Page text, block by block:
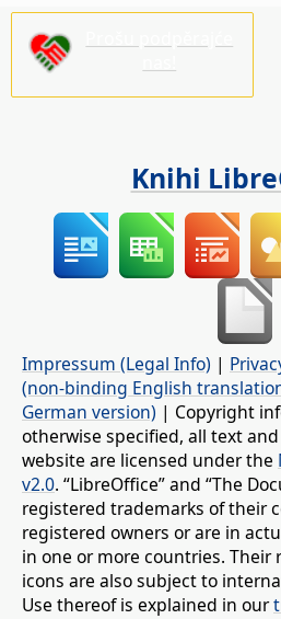
Knihi
Impressum (Legal Info) |
(non-binding English
German version) | Copyright
otherwise specified, all text
website are licensed under the
v2.0. “LibreOffice” and “The
registered trademarks of their
registered owners or are in
in one or more countries. Their
icons are also subject to
Use thereof is explained in our